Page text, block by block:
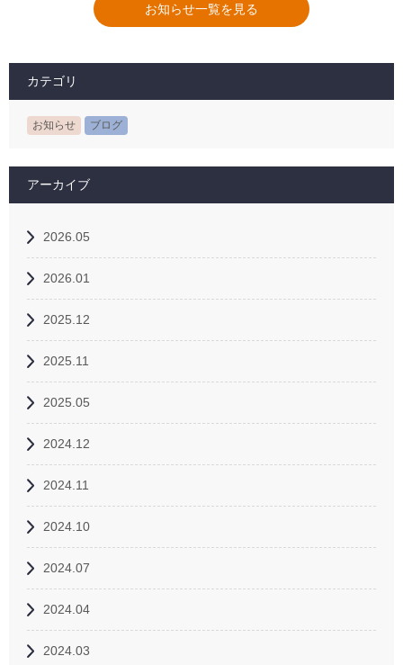
お知らせ一覧を見る
カテゴリ
お知らせ ブログ
アーカイブ
2026.05
2026.01
2025.12
2025.11
2025.05
2024.12
2024.11
2024.10
2024.07
2024.04
2024.03